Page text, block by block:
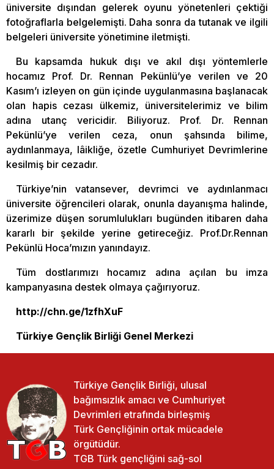
üniversite dışından gelerek oyunu yönetenleri çektiği
fotoğraflarla belgelemişti. Daha sonra da tutanak ve ilgili
belgeleri üniversite yönetimine iletmişti.
Bu kapsamda hukuk dışı ve akıl dışı yöntemlerle
hocamız Prof. Dr. Rennan Pekünlü’ye verilen ve 20
Kasım’ı izleyen on gün içinde uygulanmasına başlanacak
olan hapis cezası ülkemiz, üniversitelerimiz ve bilim
adına utanç vericidir. Biliyoruz. Prof. Dr. Rennan
Pekünlü’ye verilen ceza, onun şahsında bilime,
aydınlanmaya, lâikliğe, özetle Cumhuriyet Devrimlerine
kesilmiş bir cezadır.
Türkiye’nin vatansever, devrimci ve aydınlanmacı
üniversite öğrencileri olarak, onunla dayanışma halinde,
üzerimize düşen sorumlulukları bugünden itibaren daha
kararlı bir şekilde yerine getireceğiz. Prof.Dr.Rennan
Pekünlü Hoca’mızın yanındayız.
Tüm dostlarımızı hocamız adına açılan bu imza
kampanyasına destek olmaya çağırıyoruz.
http://chn.ge/1zfhXuF
Türkiye Gençlik Birliği Genel Merkezi
Türkiye Gençlik Birliği, ulusal
bağımsızlık amacı ve Cumhuriyet
Devrimleri etrafında birleşmiş
Türk Gençliğinin ortak mücadele
örgütüdür.
TGB Türk gençliğini sağ-sol